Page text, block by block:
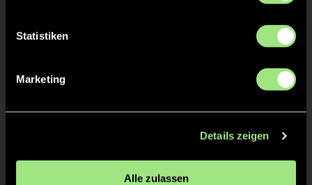
Statistiken
Marketing
Details zeigen
Alle zulassen
1:0 Max B., 1’
2/4